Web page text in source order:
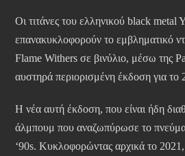
Οι τιτάνες του ελληνικού black metal
επανακυκλοφορούν το εμβληματικό
Flame Withers σε βινύλιο, μέσω της
αυστηρά περιορισμένη έκδοση για το
Η νέα αυτή έκδοση, που είναι ήδη
άλμπουμ που αναζωπύρωσε το
‘90s. Κυκλοφορώντας αρχικά το